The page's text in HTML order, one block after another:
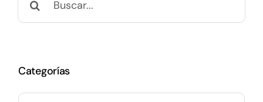
Categorías
Categorías